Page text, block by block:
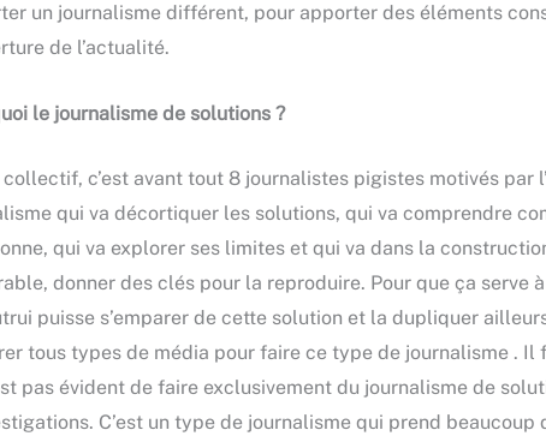
un journalisme différent, pour apporter des éléments
de l’actualité.
le journalisme de solutions ?
c’est avant tout 8 journalistes pigistes motivés par
qui va décortiquer les solutions, qui va comprendre
qui va explorer ses limites et qui va dans la
donner des clés pour la reproduire. Pour que ça serve à
puisse s’emparer de cette solution et la dupliquer
tous types de média pour faire ce type de journalisme . Il
pas évident de faire exclusivement du journalisme de
C’est un type de journalisme qui prend beaucoup